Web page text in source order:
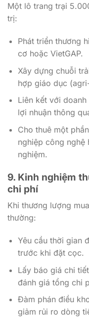
Một lô trang trại
trị:
Phát triển thương
cơ hoặc VietGAP.
Xây dựng chuỗi
hợp giáo dục
Liên kết với
lợi nhuận thông
Cho thuê một
nghiệp công nghệ
nghiệm.
9. Kinh nghiệm
chi phí
Khi thương lượng
thường:
Yêu cầu thời gian
trước khi đặt cọc.
Lấy báo giá chi
đánh giá tổng chi
Đàm phán điều
giảm rủi ro dòng